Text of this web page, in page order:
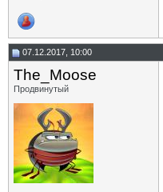
07.12.2017, 10:00
The_Moose
Продвинутый